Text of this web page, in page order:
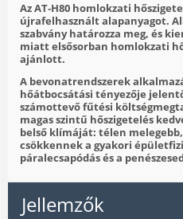
Az AT‑H80 homlokzati
újrafelhasznált alapanyagot.
szabvány határozza meg, és
miatt elsősorban homlokzati
ajánlott.
A bevonatrendszerek
hőátbocsátási tényezője
számottevő fűtési
magas szintű hőszigetelés
belső klímáját: télen
csökkennek a gyakori
páralecsapódás és a
Jellemzők